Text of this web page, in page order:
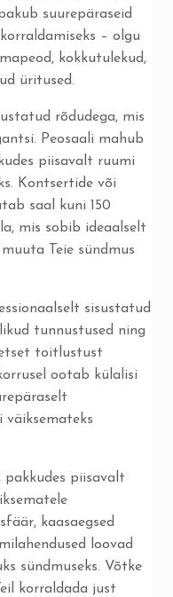
suurepäraseid
– olgu
kokkutulekud,
üritused.
rõdudega, mis
Peosaali mahub
piisavalt ruumi
Kontsertide või
saal kuni 150
mis sobib ideaalselt
Teie sündmus
sisustatud
tunnustused ning
toitlustust
ootab külalisi
väiksemateks
pakkudes piisavalt
kaasaegsed
loovad
sündmuseks. Võtke
korraldada just